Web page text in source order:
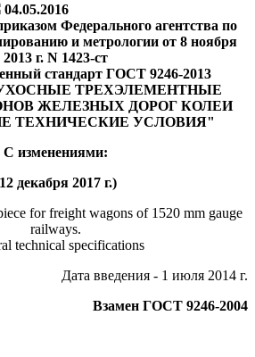
04.05.2016
Федерального агентства по
и метрологии от 8 ноября
2013 г. N 1423-ст
стандарт ГОСТ 9246-2013
ТРЕХЭЛЕМЕНТНЫЕ
ЖЕЛЕЗНЫХ ДОРОГ КОЛЕИ
ТЕХНИЧЕСКИЕ УСЛОВИЯ"
С изменениями:
декабря 2017 г.)
for freight wagons of 1520 mm gauge
railways.
technical specifications
Дата введения - 1 июля 2014 г.
Взамен ГОСТ 9246-2004